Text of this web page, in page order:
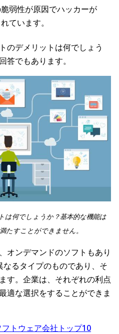
弱性が原因でハッカーが
ています。
のデメリットは何でしょう
答でもあります。
は何でしょうか？基本的な機能は
たすことができません。
オンデマンドのソフトもあり
るタイプのものであり、そ
す。企業は、それぞれの利点
適な選択をすることができま
トウェア会社トップ10